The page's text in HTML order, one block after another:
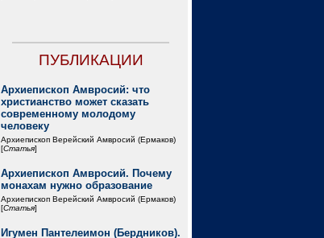
ПУБЛИКАЦИИ
Архиепископ Амвросий: что
христианство может сказать
современному молодому
человеку
Архиепископ Верейский Амвросий (Ермаков)
[Статья]
Архиепископ Амвросий. Почему
монахам нужно образование
Архиепископ Верейский Амвросий (Ермаков)
[Статья]
Игумен Пантелеимон (Бердников).